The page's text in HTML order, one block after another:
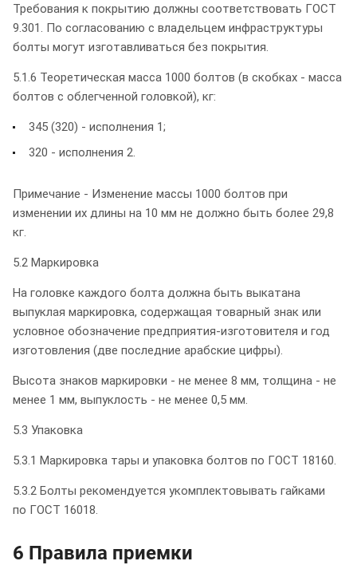
Требования к покрытию должны соответствовать ГОСТ
9.301. По согласованию с владельцем инфраструктуры
болты могут изготавливаться без покрытия.
5.1.6 Теоретическая масса 1000 болтов (в скобках - масса
болтов с облегченной головкой), кг:
345 (320) - исполнения 1;
320 - исполнения 2.
Примечание - Изменение массы 1000 болтов при
изменении их длины на 10 мм не должно быть более 29,8
кг.
5.2 Маркировка
На головке каждого болта должна быть выкатана
выпуклая маркировка, содержащая товарный знак или
условное обозначение предприятия-изготовителя и год
изготовления (две последние арабские цифры).
Высота знаков маркировки - не менее 8 мм, толщина - не
менее 1 мм, выпуклость - не менее 0,5 мм.
5.3 Упаковка
5.3.1 Маркировка тары и упаковка болтов по ГОСТ 18160.
5.3.2 Болты рекомендуется укомплектовывать гайками
по ГОСТ 16018.
6 Правила приемки